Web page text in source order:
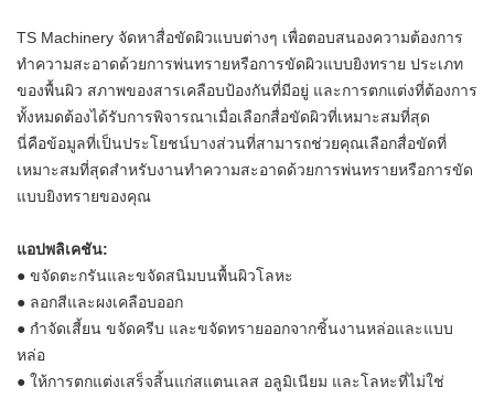
TS Machinery จัดหาสื่อขัดผิวแบบต่างๆ เพื่อตอบสนองความต้องการ
ทำความสะอาดด้วยการพ่นทรายหรือการขัดผิวแบบยิงทราย ประเภท
ของพื้นผิว สภาพของสารเคลือบป้องกันที่มีอยู่ และการตกแต่งที่ต้องการ
ทั้งหมดต้องได้รับการพิจารณาเมื่อเลือกสื่อขัดผิวที่เหมาะสมที่สุด
นี่คือข้อมูลที่เป็นประโยชน์บางส่วนที่สามารถช่วยคุณเลือกสื่อขัดที่
เหมาะสมที่สุดสำหรับงานทำความสะอาดด้วยการพ่นทรายหรือการขัด
แบบยิงทรายของคุณ
แอปพลิเคชัน:
● ขจัดตะกรันและขจัดสนิมบนพื้นผิวโลหะ
● ลอกสีและผงเคลือบออก
● กำจัดเสี้ยน ขจัดครีบ และขจัดทรายออกจากชิ้นงานหล่อและแบบ
หล่อ
● ให้การตกแต่งเสร็จสิ้นแก่สแตนเลส อลูมิเนียม และโลหะที่ไม่ใช่